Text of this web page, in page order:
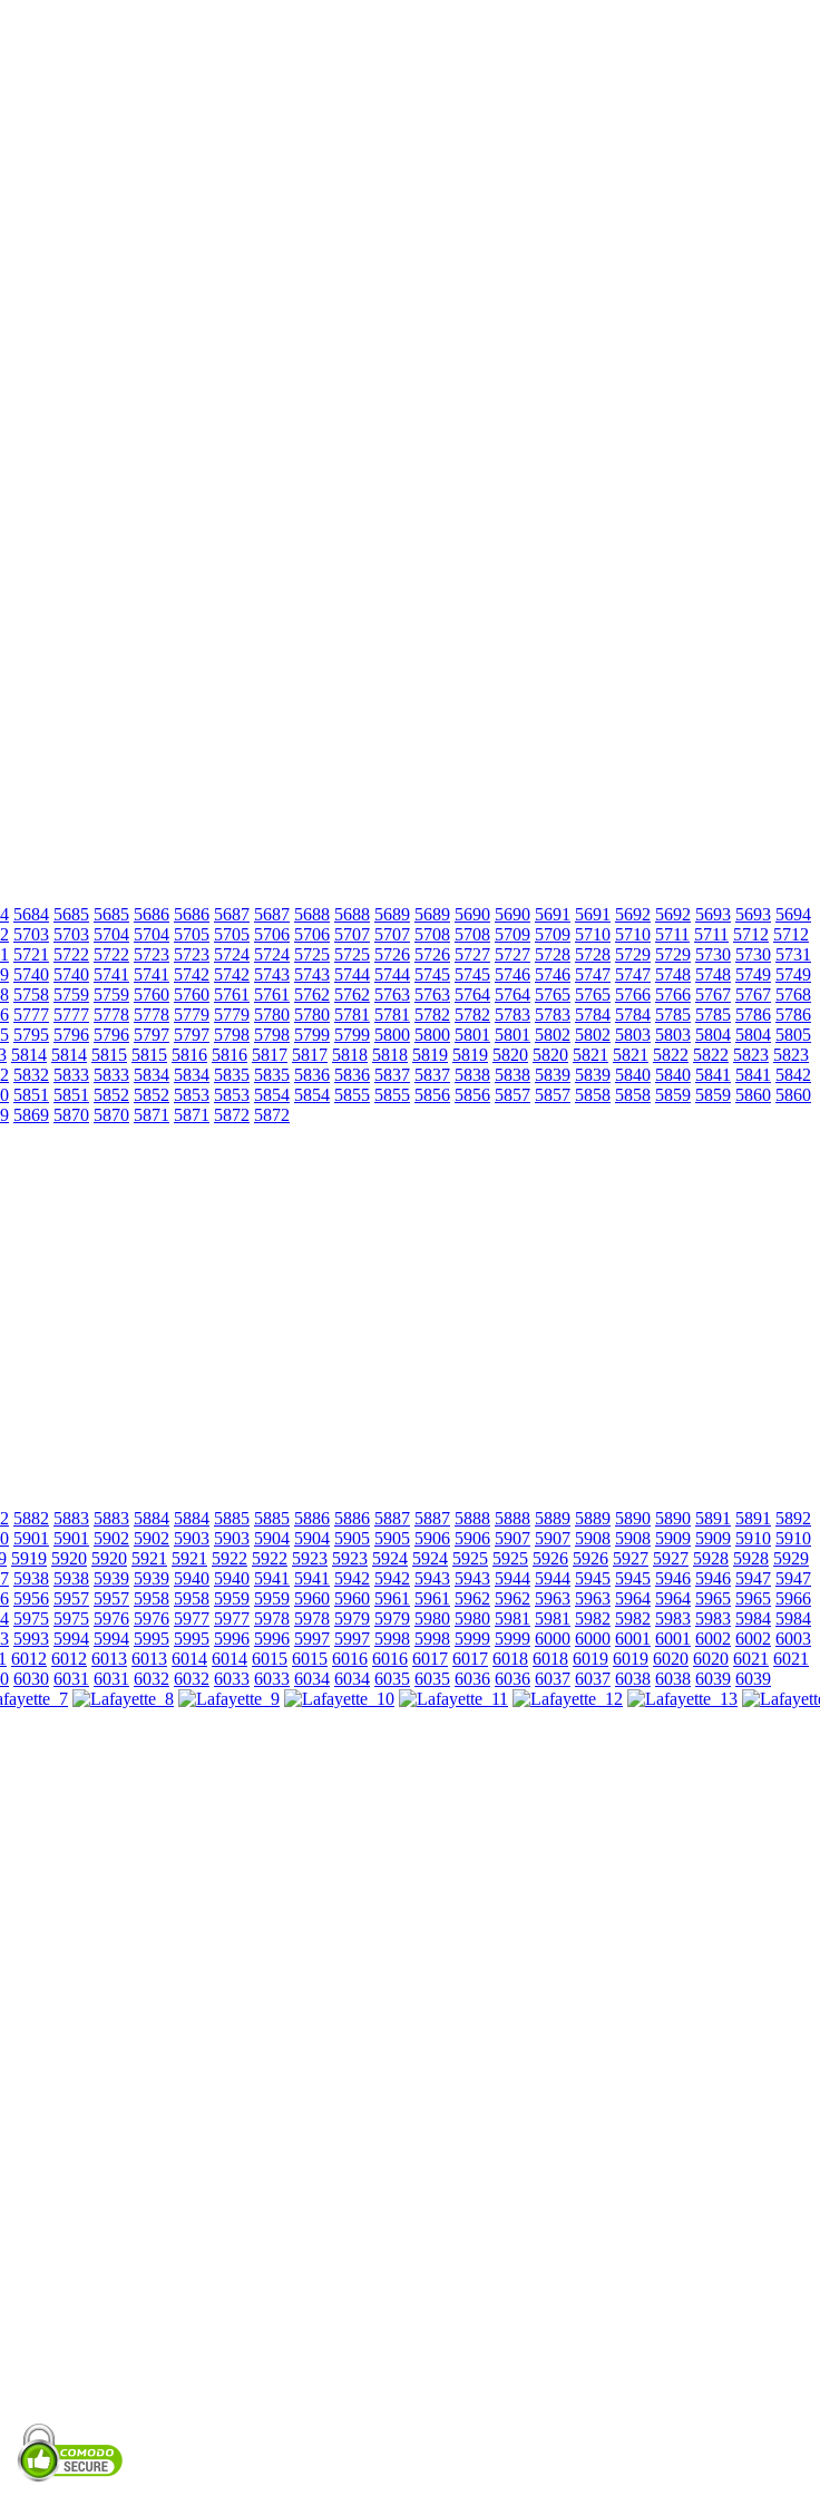
5684 5685 5685 5686 5686 5687 5687 5688 5688 5689 5689 5690 5690 5691 5691 5692 5692 5693 5693 5694
5703 5703 5704 5704 5705 5705 5706 5706 5707 5707 5708 5708 5709 5709 5710 5710 5711 5711 5712 5712
5721 5722 5722 5723 5723 5724 5724 5725 5725 5726 5726 5727 5727 5728 5728 5729 5729 5730 5730 5731
5740 5740 5741 5741 5742 5742 5743 5743 5744 5744 5745 5745 5746 5746 5747 5747 5748 5748 5749 5749
5758 5759 5759 5760 5760 5761 5761 5762 5762 5763 5763 5764 5764 5765 5765 5766 5766 5767 5767 5768
5777 5777 5778 5778 5779 5779 5780 5780 5781 5781 5782 5782 5783 5783 5784 5784 5785 5785 5786 5786
5795 5796 5796 5797 5797 5798 5798 5799 5799 5800 5800 5801 5801 5802 5802 5803 5803 5804 5804 5805
5814 5814 5815 5815 5816 5816 5817 5817 5818 5818 5819 5819 5820 5820 5821 5821 5822 5822 5823 5823
5832 5833 5833 5834 5834 5835 5835 5836 5836 5837 5837 5838 5838 5839 5839 5840 5840 5841 5841 5842
5851 5851 5852 5852 5853 5853 5854 5854 5855 5855 5856 5856 5857 5857 5858 5858 5859 5859 5860 5860
5869 5870 5870 5871 5871 5872 5872
5882 5883 5883 5884 5884 5885 5885 5886 5886 5887 5887 5888 5888 5889 5889 5890 5890 5891 5891 5892
5901 5901 5902 5902 5903 5903 5904 5904 5905 5905 5906 5906 5907 5907 5908 5908 5909 5909 5910 5910
5919 5920 5920 5921 5921 5922 5922 5923 5923 5924 5924 5925 5925 5926 5926 5927 5927 5928 5928 5929
5938 5938 5939 5939 5940 5940 5941 5941 5942 5942 5943 5943 5944 5944 5945 5945 5946 5946 5947 5947
5956 5957 5957 5958 5958 5959 5959 5960 5960 5961 5961 5962 5962 5963 5963 5964 5964 5965 5965 5966
5975 5975 5976 5976 5977 5977 5978 5978 5979 5979 5980 5980 5981 5981 5982 5982 5983 5983 5984 5984
5993 5994 5994 5995 5995 5996 5996 5997 5997 5998 5998 5999 5999 6000 6000 6001 6001 6002 6002 6003
6012 6012 6013 6013 6014 6014 6015 6015 6016 6016 6017 6017 6018 6018 6019 6019 6020 6020 6021 6021
6030 6031 6031 6032 6032 6033 6033 6034 6034 6035 6035 6036 6036 6037 6037 6038 6038 6039 6039